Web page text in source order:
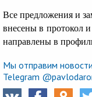
Все предложения и
внесены в протокол и
направлены в
Мы отправим
Telegram